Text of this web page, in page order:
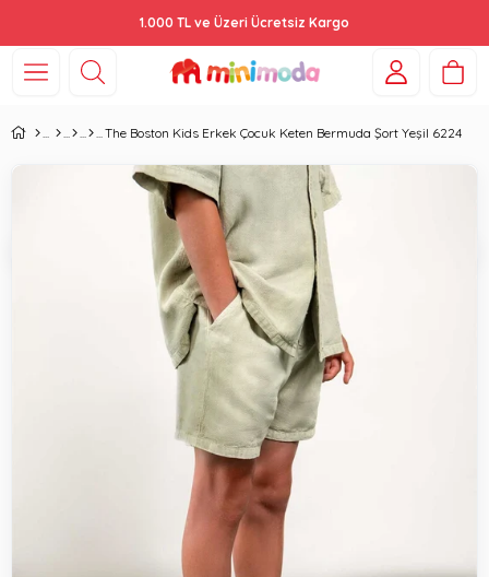
1.000 TL ve Üzeri Ücretsiz Kargo
The Boston Kids Erkek Çocuk Keten Bermuda Şort Yeşil 6224